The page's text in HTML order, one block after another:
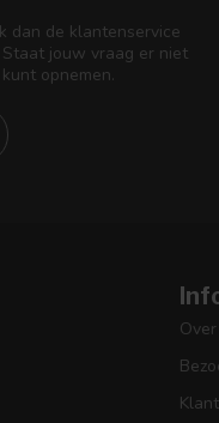
dan de klantenservice
jouw vraag er niet
opnemen.